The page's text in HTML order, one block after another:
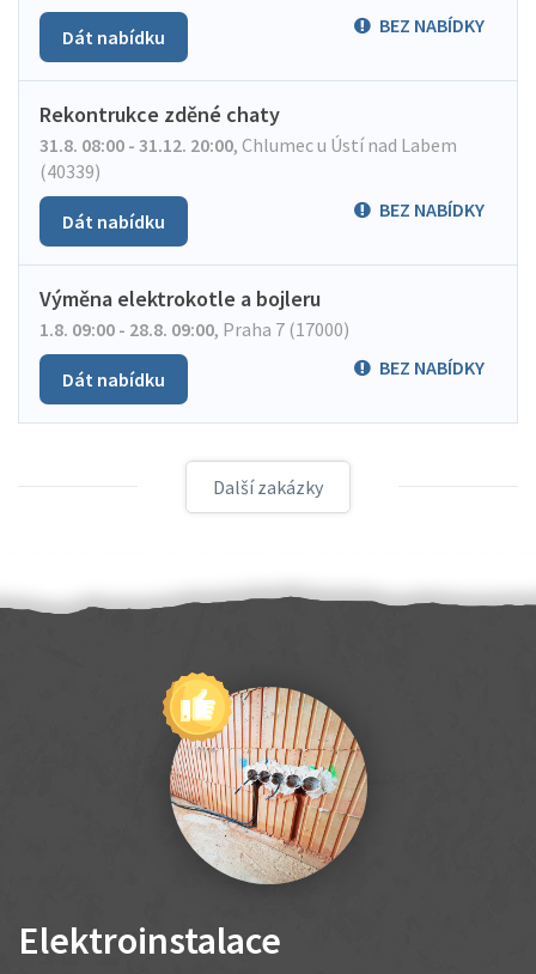
BEZ NABÍDKY
Dát nabídku
Rekontrukce zděné chaty
31.8. 08:00 - 31.12. 20:00, Chlumec u Ústí nad Labem
(40339)
BEZ NABÍDKY
Dát nabídku
Výměna elektrokotle a bojleru
1.8. 09:00 - 28.8. 09:00, Praha 7 (17000)
BEZ NABÍDKY
Dát nabídku
Další zakázky
Elektroinstalace